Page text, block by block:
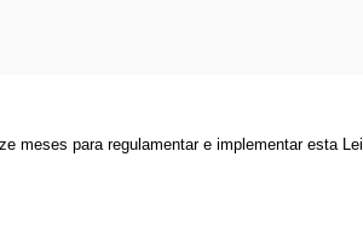
meses para regulamentar e implementar esta Lei.